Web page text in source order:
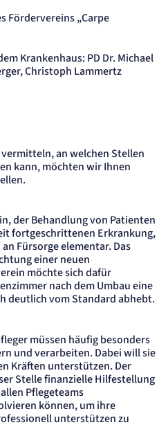
Fördervereins „Carpe
Krankenhaus: PD Dr. Michael
Christoph Lammertz
an welchen Stellen
kann, möchten wir Ihnen
der Behandlung von Patienten
fortgeschrittenen Erkrankung,
Fürsorge elementar. Das
einer neuen
möchte sich dafür
nach dem Umbau eine
deutlich vom Standard abhebt.
müssen häufig besonders
und verarbeiten. Dabei will sie
Kräften unterstützen. Der
Stelle finanzielle Hilfestellung
Pflegeteams
können, um ihre
unterstützen zu